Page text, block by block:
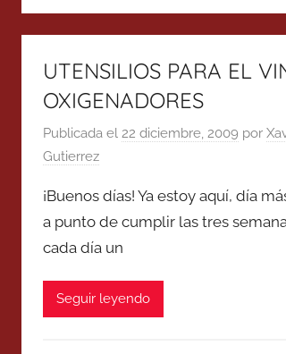
UTENSILIOS PARA EL
OXIGENADORES
Publicada el 22 diciembre, 2009 por
Gutierrez
¡Buenos días! Ya estoy aquí, día
a punto de cumplir las tres
cada día un
Seguir leyendo